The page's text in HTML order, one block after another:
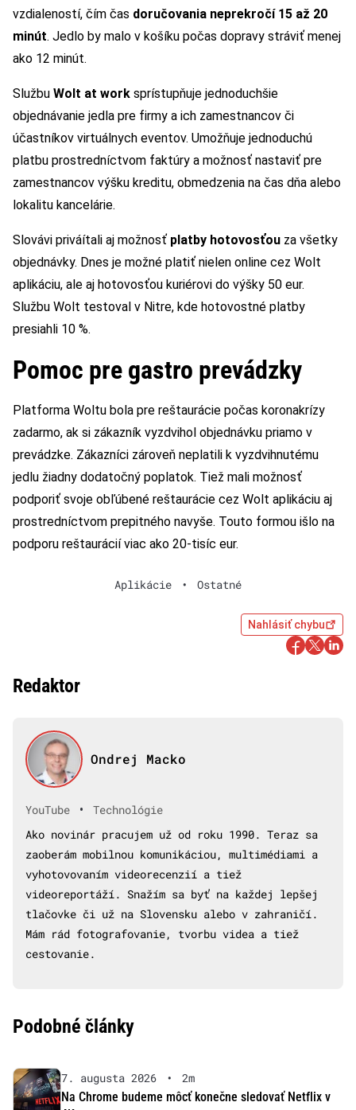
vzdialeností, čím čas doručovania neprekročí 15 až 20
minút. Jedlo by malo v košíku počas dopravy stráviť menej
ako 12 minút.
Službu Wolt at work sprístupňuje jednoduchšie
objednávanie jedla pre firmy a ich zamestnancov či
účastníkov virtuálnych eventov. Umožňuje jednoduchú
platbu prostredníctvom faktúry a možnosť nastaviť pre
zamestnancov výšku kreditu, obmedzenia na čas dňa alebo
lokalitu kancelárie.
Slovávi priváítali aj možnosť platby hotovosťou za všetky
objednávky. Dnes je možné platiť nielen online cez Wolt
aplikáciu, ale aj hotovosťou kuriérovi do výšky 50 eur.
Službu Wolt testoval v Nitre, kde hotovostné platby
presiahli 10 %.
Pomoc pre gastro prevádzky
Platforma Woltu bola pre reštaurácie počas koronakrízy
zadarmo, ak si zákazník vyzdvihol objednávku priamo v
prevádzke. Zákazníci zároveň neplatili k vyzdvihnutému
jedlu žiadny dodatočný poplatok. Tiež mali možnosť
podporiť svoje obľúbené reštaurácie cez Wolt aplikáciu aj
prostredníctvom prepitného navyše. Touto formou išlo na
podporu reštaurácií viac ako 20-tisíc eur.
Aplikácie • Ostatné
Nahlásiť chybu
Redaktor
Ondrej Macko
YouTube •
Technológie
Ako novinár pracujem už od roku 1990. Teraz sa
zaoberám mobilnou komunikáciou, multimédiami a
vyhotovovaním videorecenzií a tiež
videoreportáží. Snažím sa byť na každej lepšej
tlačovke či už na Slovensku alebo v zahraničí.
Mám rád fotografovanie, tvorbu videa a tiež
cestovanie.
Podobné články
7. augusta 2026 •
2m
Na Chrome budeme môcť konečne sledovať Netflix v